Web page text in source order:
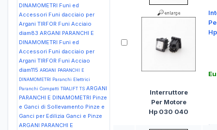
DINAMOMETRI Funi ed
Accessori Funi dacciaio per
Argani TIRFOR Funi Acciaio
diam83 ARGANI PARANCHI E
DINAMOMETRI Funi ed
Accessori Funi dacciaio per
Argani TIRFOR Funi Acciao
diam115 ARGANI PARANCHI E
DINAMOMETRI Paranchi Elettrici
Paranchi Compatti TRALIFT TS ARGANI
PARANCHI E DINAMOMETRI Pinze
e Ganci di Sollevamento Pinze e
Ganci per Edilizia Ganci e Pinze
ARGANI PARANCHI E
Interruttore
Per Motore
Hp 030 040